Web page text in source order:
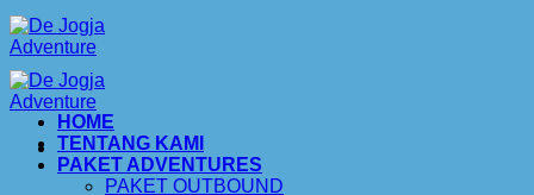
Skip
to
content
HOME
TENTANG KAMI
PAKET ADVENTURES
PAKET OUTBOUND